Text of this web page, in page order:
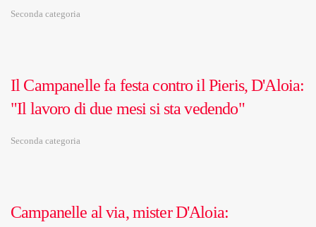
Seconda categoria
Il Campanelle fa festa contro il Pieris, D'Aloia:
"Il lavoro di due mesi si sta vedendo"
Seconda categoria
Campanelle al via, mister D'Aloia: